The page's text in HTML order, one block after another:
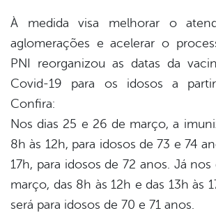
À medida visa melhorar o
aglomerações e acelerar o
PNI reorganizou as datas da
Covid-19 para os idosos a
Confira:
Nos dias 25 e 26 de março, a
8h às 12h, para idosos de 73 e 74
17h, para idosos de 72 anos. Já
março, das 8h às 12h e das 13h às
será para idosos de 70 e 71 anos.